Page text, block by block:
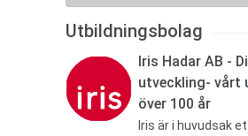
Utbildningsbolag
Iris Hadar AB -
utveckling- vårt
över 100 år
Iris är i huvudsak